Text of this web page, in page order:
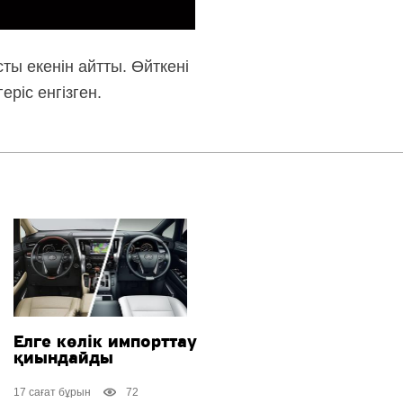
екенін айтты. Өйткені
енгізген.
Елге көлік импорттау
қиындайды
17 сағат бұрын 72